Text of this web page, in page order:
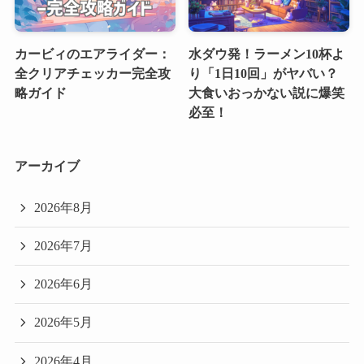
カービィのエアライダー：
全クリアチェッカー完全攻
略ガイド
水ダウ発！ラーメン10杯よ
り「1日10回」がヤバい？
大食いおっかない説に爆笑
必至！
アーカイブ
2026年8月
2026年7月
2026年6月
2026年5月
2026年4月